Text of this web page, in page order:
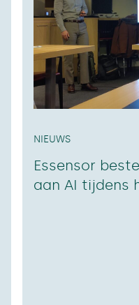
NIEUWS
Essensor
aan AI tijdens